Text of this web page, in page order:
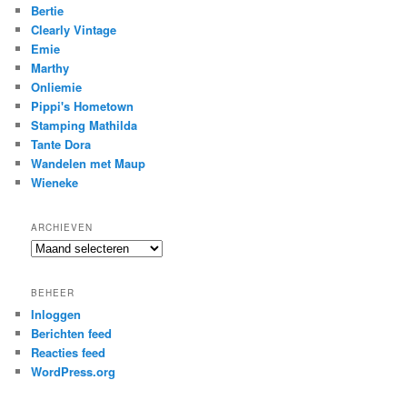
Bertie
Clearly Vintage
Emie
Marthy
Onliemie
Pippi's Hometown
Stamping Mathilda
Tante Dora
Wandelen met Maup
Wieneke
ARCHIEVEN
Archieven
BEHEER
Inloggen
Berichten feed
Reacties feed
WordPress.org